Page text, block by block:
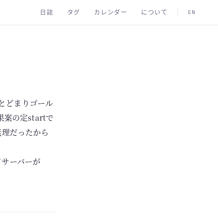
日誌 タグ カレンダー について EN
どまりゴール
案の定startで
だったから
ーバーが